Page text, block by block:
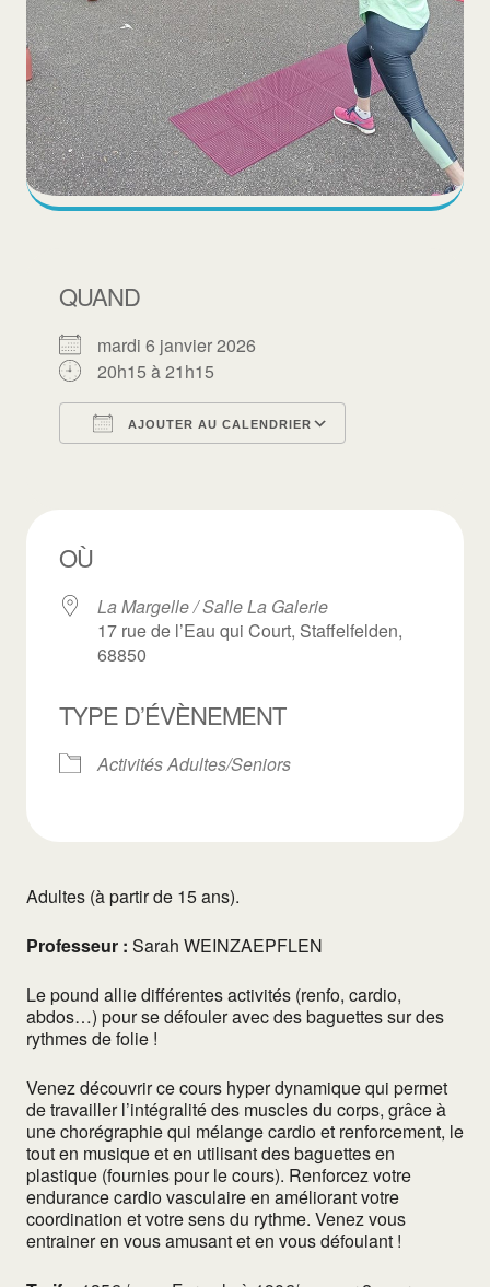
QUAND
mardi 6 janvier 2026
20h15 à 21h15
AJOUTER AU CALENDRIER
OÙ
La Margelle / Salle La Galerie
17 rue de l’Eau qui Court, Staffelfelden,
68850
TYPE D’ÉVÈNEMENT
Activités Adultes/Seniors
Adultes (à partir de 15 ans).
Professeur : Sarah WEINZAEPFLEN
Le pound allie différentes activités (renfo, cardio,
abdos…) pour se défouler avec des baguettes sur des
rythmes de folie !
Venez découvrir ce cours hyper dynamique qui permet
de travailler l’intégralité des muscles du corps, grâce à
une chorégraphie qui mélange cardio et renforcement, le
tout en musique et en utilisant des baguettes en
plastique (fournies pour le cours). Renforcez votre
endurance cardio vasculaire en améliorant votre
coordination et votre sens du rythme. Venez vous
entrainer en vous amusant et en vous défoulant !